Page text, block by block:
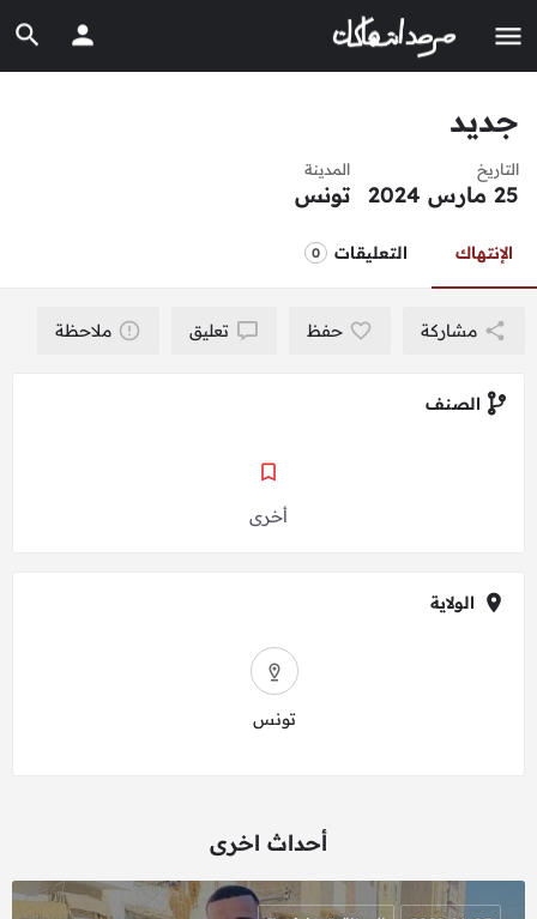
جديد
التاريخ
25 مارس 2024
المدينة
تونس
الإنتهاك التعليقات 0
مشاركة حفظ تعليق ملاحظة
الصنف
أخرى
الولاية
تونس
أحداث اخرى